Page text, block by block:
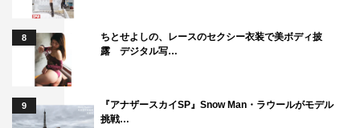
がチャーミングなんです。ドラマ版では向日葵という娘が
いるんですが、きっと美久みたいに子供がいてもバリバリ
働いている女性はたくさんいるでしょうし、龍さんと比べ
ればだいぶ現実味があるキャラクターだと思います
（笑）。実は私自身も家事が苦手で、自粛期間中にいろい
ろ挑戦してみたんです。でも、やっぱり上手にできなく
8
ちとせよしの、レースのセクシー衣装で美ボディ披
露 デジタル写…
9
『アナザースカイSP』Snow Man・ラウールがモデル
挑戦…